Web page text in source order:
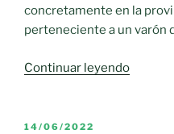
agosto»
concretamente en la
perteneciente a un varón
Continuar leyendo«Castilla-
PUBLICADO
14/06/2022